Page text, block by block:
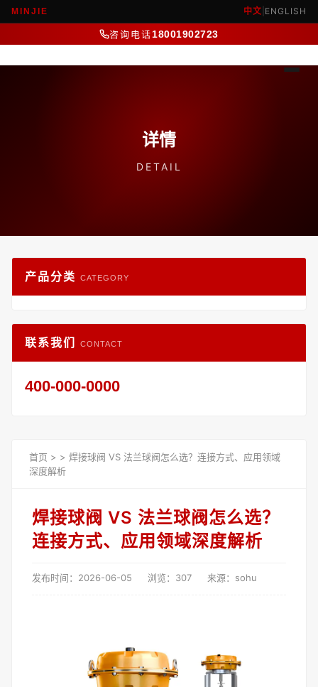
MINJIE 中文 ENGLISH
咨询电话18001902723
详情
DETAIL
产品分类 CATEGORY
联系我们 CONTACT
400-000-0000
首页 > > 焊接球阀 VS 法兰球阀怎么选？连接方式、应用领域
深度解析
焊接球阀 VS 法兰球阀怎么选？
连接方式、应用领域深度解析
发布时间：2026-06-05 浏览：307 来源：sohu